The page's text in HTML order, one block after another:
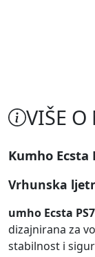
VIŠE O
Kumho Ecsta
Vrhunska
umho Ecsta
dizajnirana za
stabilnost i